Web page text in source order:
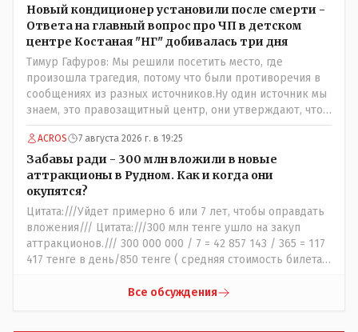
Цитата://я поздравляю их с этой победой// Значит
морально: - игроки Тобола уже проиграли ответную
встречу: - чудо на поле не бывает, если только у тебя в
команде играет сам Марадона....
Новый кондиционер установили после смерти -
Ответа на главный вопрос про ЧП в детском
центре Костаная "НГ" добивалась три дня
Тимур Гафуров: Мы решили посетить место, где
произошла трагедия, потому что были противоречия в
сообщениях из разных источников.Ну один источник мы
знаем, это правозащитный центр, они утверждают, что
ничего толком не работало на момент трагедии. А кто
второй источник, с противоречивой информацией? Кто
до вашей поездки утверждал, что там все ОК, не жарко,
и всё работает как надо?
ACROS 7 августа 2026 г. в 19:25
Забавы ради - 300 млн вложили в новые
аттракционы в Рудном. Как и когда они
окупятся?
Цитата:///Уйдет примерно 6 или 7 лет, чтобы оправдать
вложения/// Цитата:///300 млн тенге ушло на закуп
аттракционов./// 300 000 000 / 7 = 42 857 143 / 365 = 117
417 тенге в день/850 тенге ( средняя стоимость билета)
минимальная ежедневная посещаемость этих
Все обсуждения